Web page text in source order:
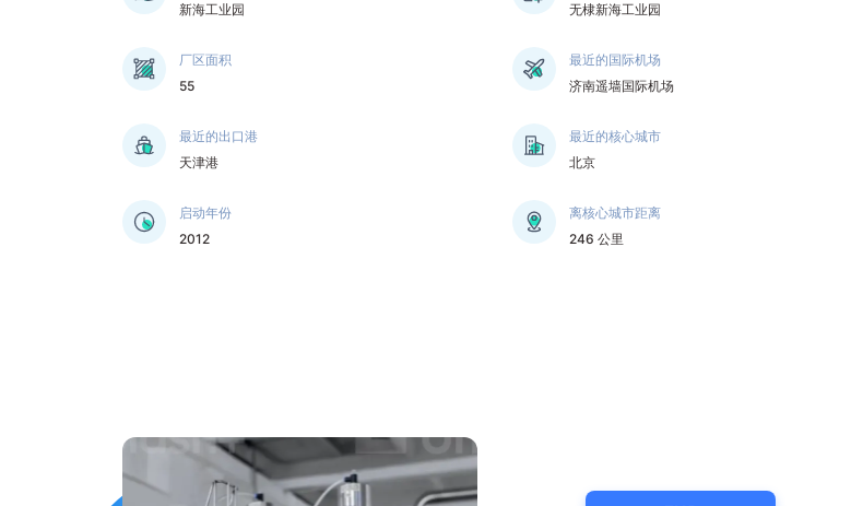
新海工业园
无棣新海工业园
厂区面积
55
最近的国际机场
济南遥墙国际机场
最近的出口港
天津港
最近的核心城市
北京
启动年份
2012
离核心城市距离
246 公里